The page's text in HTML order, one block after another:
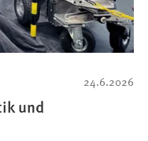
24.6.2026
und